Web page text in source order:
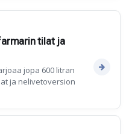
tilat ja
jopa 600 litran
ja nelivetoversion